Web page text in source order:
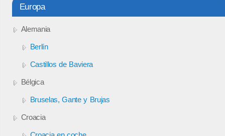
Europa
Alemania
Berlín
Castillos de Baviera
Bélgica
Bruselas, Gante y Brujas
Croacia